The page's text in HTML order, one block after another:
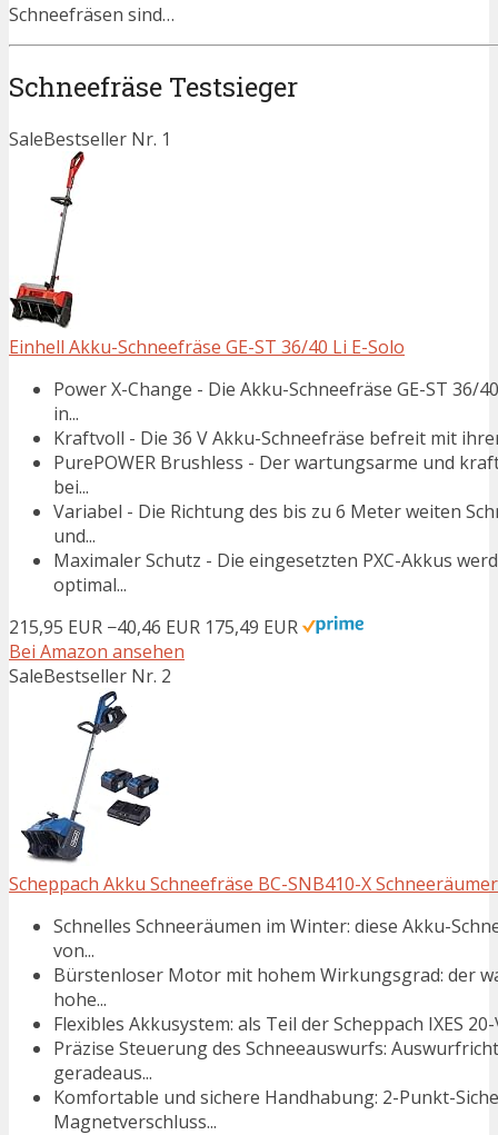
Schneefräsen sind…
Schneefräse Testsieger
SaleBestseller Nr. 1
Einhell Akku-Schneefräse GE-ST 36/40 Li E-Solo
Power X-Change - Die Akku-Schneefräse GE-ST 36/
in...
Kraftvoll - Die 36 V Akku-Schneefräse befreit mit
PurePOWER Brushless - Der wartungsarme und
bei...
Variabel - Die Richtung des bis zu 6 Meter weiten
und...
Maximaler Schutz - Die eingesetzten PXC-Akkus
optimal...
215,95 EUR −40,46 EUR 175,49 EUR
Bei Amazon ansehen
SaleBestseller Nr. 2
Scheppach Akku Schneefräse BC-SNB410-X
Schnelles Schneeräumen im Winter: diese Akku-
von...
Bürstenloser Motor mit hohem Wirkungsgrad: der
hohe...
Flexibles Akkusystem: als Teil der Scheppach IXES
Präzise Steuerung des Schneeauswurfs:
geradeaus...
Komfortable und sichere Handhabung: 2-Punkt-
Magnetverschluss...